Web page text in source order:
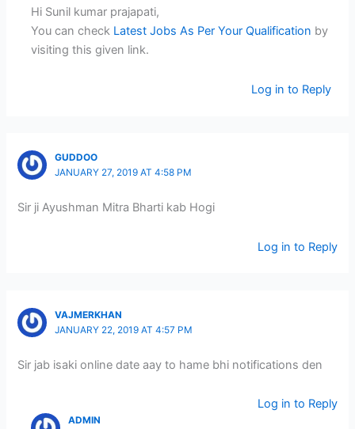
Hi Sunil kumar prajapati,
You can check Latest Jobs As Per Your Qualification by
visiting this given link.
Log in to Reply
GUDDOO
JANUARY 27, 2019 AT 4:58 PM
Sir ji Ayushman Mitra Bharti kab Hogi
Log in to Reply
VAJMERKHAN
JANUARY 22, 2019 AT 4:57 PM
Sir jab isaki online date aay to hame bhi notifications den
Log in to Reply
ADMIN